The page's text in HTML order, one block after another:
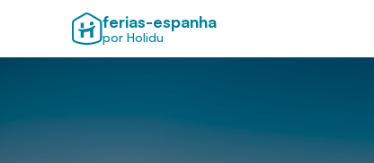
ferias-espanha
por Holidu